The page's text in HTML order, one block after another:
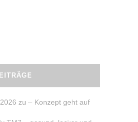
zu – Konzept geht auf